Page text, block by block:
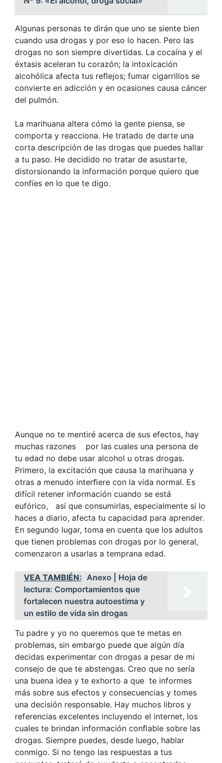
Algunas personas te dirán que uno se siente bien
cuando usa drogas y por eso lo hacen. Pero las
drogas no son siempre divertidas. La cocaína y el
éxtasis aceleran tu corazón; la intoxicación
alcohólica afecta tus reﬂejos; fumar cigarrillos se
convierte en adicción y en ocasiones causa cáncer
del pulmón.
La marihuana altera cómo la gente piensa, se
comporta y reacciona. He tratado de darte una
corta descripción de las drogas que puedes hallar
a tu paso. He decidido no tratar de asustarte,
distorsionando la información porque quiero que
confíes en lo que te digo.
Aunque no te mentiré acerca de sus efectos, hay
muchas razones por las cuales una persona de
tu edad no debe usar alcohol u otras drogas.
Primero, la excitación que causa la marihuana y
otras a menudo interﬁere con la vida normal. Es
difícil retener información cuando se está
eufórico, así que consumirlas, especialmente si lo
haces a diario, afecta tu capacidad para aprender.
En segundo lugar, toma en cuenta que los adultos
que tienen problemas con drogas por lo general,
comenzaron a usarlas a temprana edad.
VEA TAMBIÉN: Anexo | Hoja de
lectura: Comportamientos que
fortalecen nuestra autoestima y
un estilo de vida sin drogas
Tu padre y yo no queremos que te metas en
problemas, sin embargo puede que algún día
decidas experimentar con drogas a pesar de mi
consejo de que te abstengas. Creo que no sería
una buena idea y te exhorto a que te informes
más sobre sus efectos y consecuencias y tomes
una decisión responsable. Hay muchos libros y
referencias excelentes incluyendo el internet, los
cuales te brindan información conﬁable sobre las
drogas. Siempre puedes, desde luego, hablar
conmigo. Si no tengo las respuestas a tus